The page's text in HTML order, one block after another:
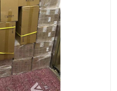
安士能开关
普洛菲斯触摸屏
施迈赛限位开关